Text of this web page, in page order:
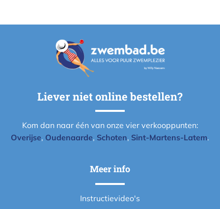
Liever niet online bestellen?
Kom dan naar één van onze vier verkooppunten:
Overijse, Oudenaarde, Schoten, Sint-Martens-Latem.
Meer info
Instructievideo's